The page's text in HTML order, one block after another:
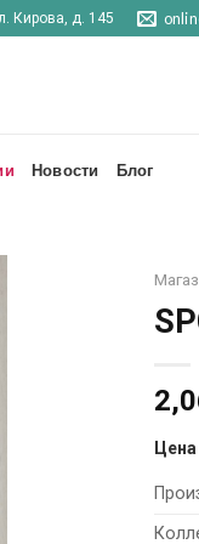
Кирова, д. 145
Новости Блог
Цена